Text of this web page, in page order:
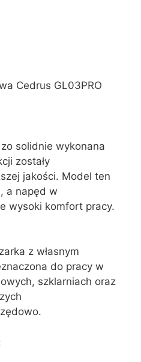
Cedrus GL03PRO
solidnie wykonana
zostały
jakości. Model ten
a napęd w
wysoki komfort pracy.
z własnym
do pracy w
szklarniach oraz